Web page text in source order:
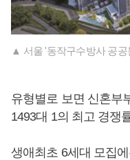
▲ 서울 '동작구수방사 공
유형별로 보면 신혼부
1493대 1의 최고 경쟁
생애최초 6세대 모집